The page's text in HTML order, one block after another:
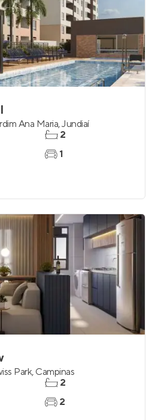
Ana Maria,Jundiaí
2
1
Park, Campinas
2
2